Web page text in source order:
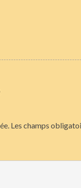
Les champs